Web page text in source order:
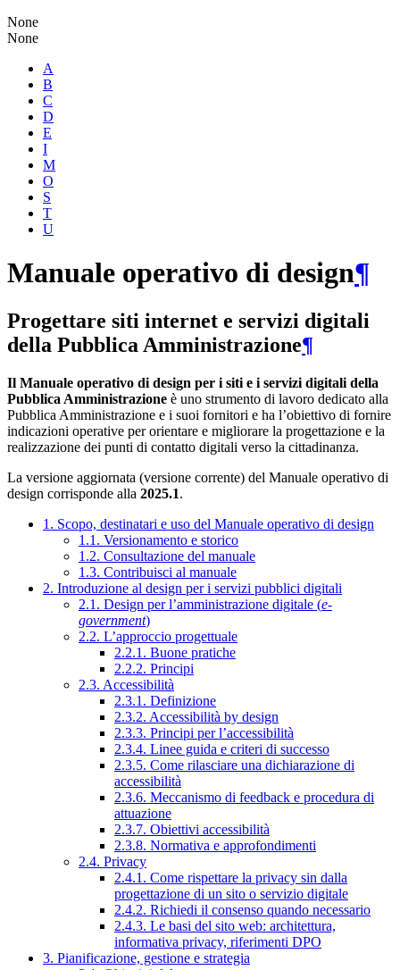
None
None
A
B
C
D
E
I
M
O
S
T
U
Manuale operativo di design¶
Progettare siti internet e servizi digitali
della Pubblica Amministrazione¶
Il Manuale operativo di design per i siti e i servizi digitali della
Pubblica Amministrazione è uno strumento di lavoro dedicato alla
Pubblica Amministrazione e i suoi fornitori e ha l’obiettivo di fornire
indicazioni operative per orientare e migliorare la progettazione e la
realizzazione dei punti di contatto digitali verso la cittadinanza.
La versione aggiornata (versione corrente) del Manuale operativo di
design corrisponde alla 2025.1.
1. Scopo, destinatari e uso del Manuale operativo di design
1.1. Versionamento e storico
1.2. Consultazione del manuale
1.3. Contribuisci al manuale
2. Introduzione al design per i servizi pubblici digitali
2.1. Design per l’amministrazione digitale (e-
government)
2.2. L’approccio progettuale
2.2.1. Buone pratiche
2.2.2. Principi
2.3. Accessibilità
2.3.1. Definizione
2.3.2. Accessibilità by design
2.3.3. Principi per l’accessibilità
2.3.4. Linee guida e criteri di successo
2.3.5. Come rilasciare una dichiarazione di
accessibilità
2.3.6. Meccanismo di feedback e procedura di
attuazione
2.3.7. Obiettivi accessibilità
2.3.8. Normativa e approfondimenti
2.4. Privacy
2.4.1. Come rispettare la privacy sin dalla
progettazione di un sito o servizio digitale
2.4.2. Richiedi il consenso quando necessario
2.4.3. Le basi del sito web: architettura,
informativa privacy, riferimenti DPO
3. Pianificazione, gestione e strategia